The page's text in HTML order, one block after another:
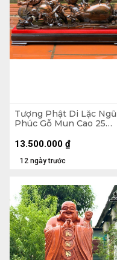
Tượng Phật Di Lặc Ngũ
Phúc Gỗ Mun Cao 25
12 ngày trước
13.500.000 ₫